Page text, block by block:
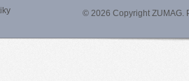
© 2026 Copyright ZUMAG.